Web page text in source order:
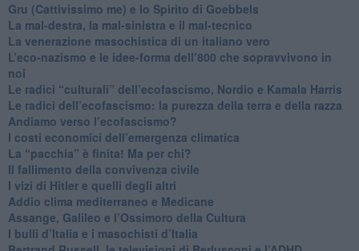
Gru (Cattivissimo me) e lo Spirito di Goebbels
​La mal-destra, la mal-sinistra e il mal-tecnico
​La venerazione masochistica di un italiano vero
​L’eco-nazismo e le idee-forma dell’800 che sopravvivono in
noi
​Le radici “culturali” dell’ecofascismo, Nordio e Kamala Harris
Le radici dell’ecofascismo: la purezza della terra e della razza
Andiamo verso l’ecofascismo?
I costi economici dell’emergenza climatica
​La “pacchia” è finita! Ma per chi?
​Il fallimento della convivenza civile
​I vizi di Hitler e quelli degli altri
Addio clima mediterraneo e Medicane
​Assange, Galileo e l’Ossimoro della Cultura
​I bulli d’Italia e i masochisti d’Italia